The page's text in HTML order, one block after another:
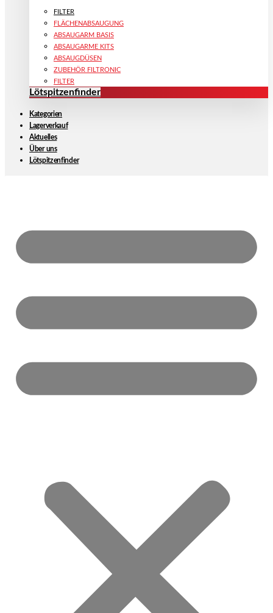
FILTER
FLÄCHENABSAUGUNG
ABSAUGARM BASIS
ABSAUGARME KITS
ABSAUGDÜSEN
ZUBEHÖR FILTRONIC
FILTER
Lötspitzenfinder
Kategorien
Lagerverkauf
Aktuelles
Über uns
Lötspitzenfinder